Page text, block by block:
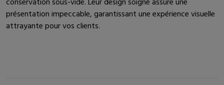
présentation impeccable, garantissant une expérience visuelle
attrayante pour vos clients.